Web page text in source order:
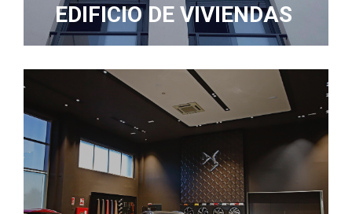
EDIFICIO DE VIVIENDAS